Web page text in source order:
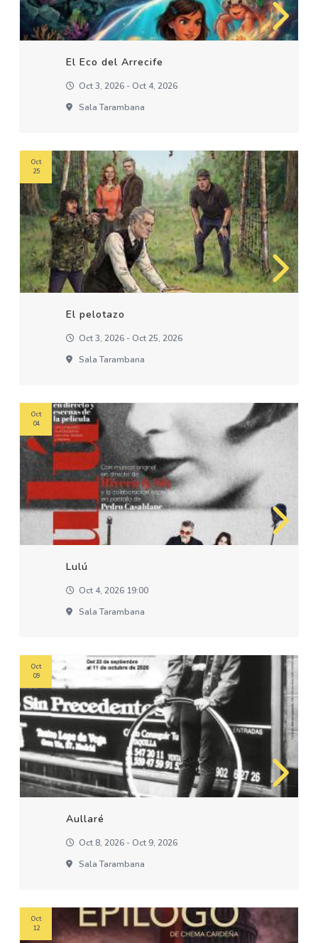
El Eco del Arrecife
Oct 3, 2026 - Oct 4, 2026
Sala Tarambana
El pelotazo
Oct 3, 2026 - Oct 25, 2026
Sala Tarambana
Oct
25
Lulú
Oct 4, 2026 19:00
Sala Tarambana
Oct
04
Aullaré
Oct 8, 2026 - Oct 9, 2026
Sala Tarambana
Oct
09
Oct
12